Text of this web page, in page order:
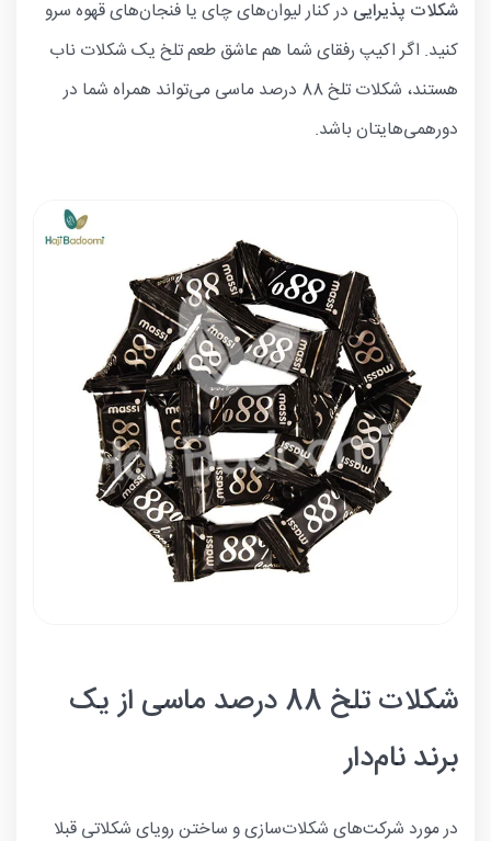
شکلات پذیرایی در کنار لیوان‌های چای یا فنجان‌های قهوه سرو
کنید. اگر اکیپ رفقای شما هم عاشق طعم تلخ یک شکلات ناب
هستند، شکلات تلخ 88 درصد ماسی می‌تواند همراه شما در
دورهمی‌هایتان باشد.
شکلات تلخ 88 درصد ماسی از یک
برند نام‌دار
در مورد شرکت‌های شکلات‌سازی و ساختن رویای شکلاتی قبلا